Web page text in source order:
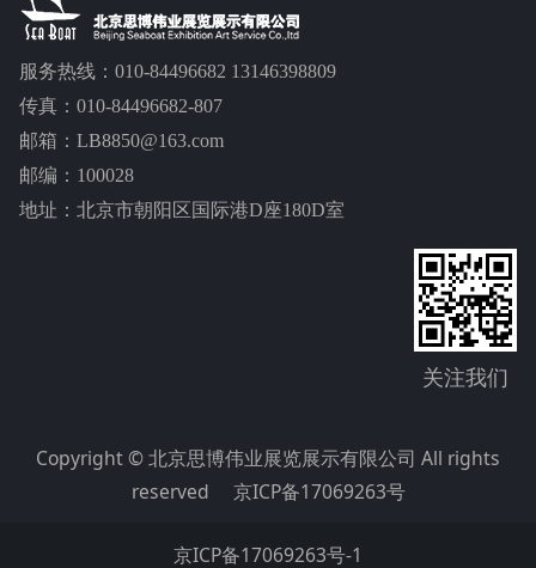
服务热线：010-84496682 13146398809
传真：010-84496682-807
邮箱：LB8850@163.com
邮编：100028
地址：北京市朝阳区国际港D座180D室
关注我们
Copyright © 北京思博伟业展览展示有限公司 All rights
reserved 京ICP备17069263号
京ICP备17069263号-1